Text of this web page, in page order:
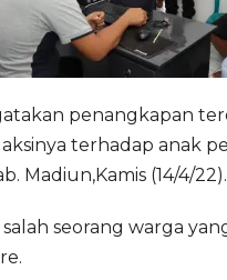
penangkapan
terhadap anak
Madiun,Kamis (14/4/22).
seorang warga